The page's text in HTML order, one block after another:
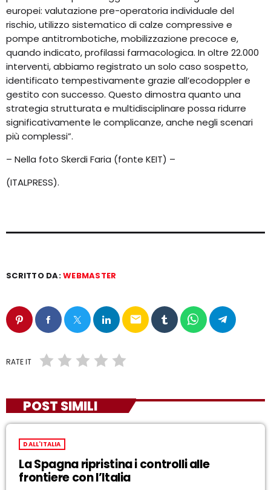
europei: valutazione pre-operatoria individuale del
rischio, utilizzo sistematico di calze compressive e
pompe antitrombotiche, mobilizzazione precoce e,
quando indicato, profilassi farmacologica. In oltre 22.000
interventi, abbiamo registrato un solo caso sospetto,
identificato tempestivamente grazie all’ecodoppler e
gestito con successo. Questo dimostra quanto una
strategia strutturata e multidisciplinare possa ridurre
significativamente le complicanze, anche negli scenari
più complessi”.
– Nella foto Skerdi Faria (fonte KEIT) –
(ITALPRESS).
SCRITTO DA:WEBMASTER
email
RATE IT
POST SIMILI
DALL'ITALIA
La Spagna ripristina i controlli alle
frontiere con l’Italia